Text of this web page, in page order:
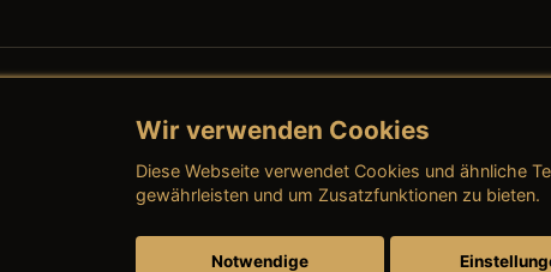
Rechtliches
→ Impressum
→ AGB
Wir verwenden Cookies
Diese Webseite verwendet Cookies und ähnliche
gewährleisten und um Zusatzfunktionen zu bieten.
Notwendige